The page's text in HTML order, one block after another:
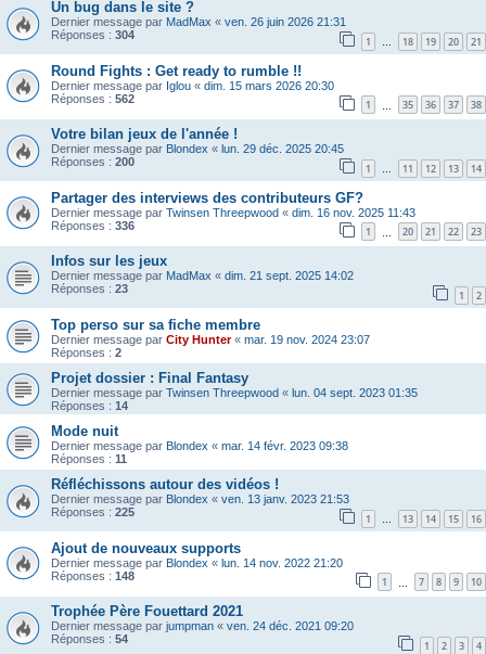
Un bug dans le site ?
Dernier message par MadMax « ven. 26 juin 2026 21:31
Réponses : 304 1 18 19 20 21
Round Fights : Get ready to rumble !!
Dernier message par Iglou « dim. 15 mars 2026 20:30
Réponses : 562 1 35 36 37 38
Votre bilan jeux de l'année !
Dernier message par Blondex « lun. 29 déc. 2025 20:45
Réponses : 200 1 … 11 12 13 14
Partager des interviews des contributeurs GF?
Dernier message par Twinsen Threepwood « dim. 16 nov. 2025 11:43
Réponses : 336 1 20 21 22 23
Infos sur les jeux
Dernier message par MadMax « dim. 21 sept. 2025 14:02
Réponses : 23 1 2
Top perso sur sa fiche membre
Dernier message par City Hunter« mar. 19 nov. 2024 23:07
Réponses : 2
Projet dossier : Final Fantasy
Dernier message par Twinsen Threepwood « lun. 04 sept. 2023 01:35
Réponses : 14
Mode nuit
Dernier message par Blondex « mar. 14 févr. 2023 09:38
Réponses : 11
Réfléchissons autour des vidéos !
Dernier message par Blondex « ven. 13 janv. 2023 21:53
Réponses : 225 1 … 13 14 15 16
Ajout de nouveaux supports
Dernier message par Blondex « lun. 14 nov. 2022 21:20
Réponses : 148 1 7 8 9 10
Trophée Père Fouettard 2021
Dernier message par jumpman « ven. 24 déc. 2021 09:20
Réponses : 54 1 2 3 4